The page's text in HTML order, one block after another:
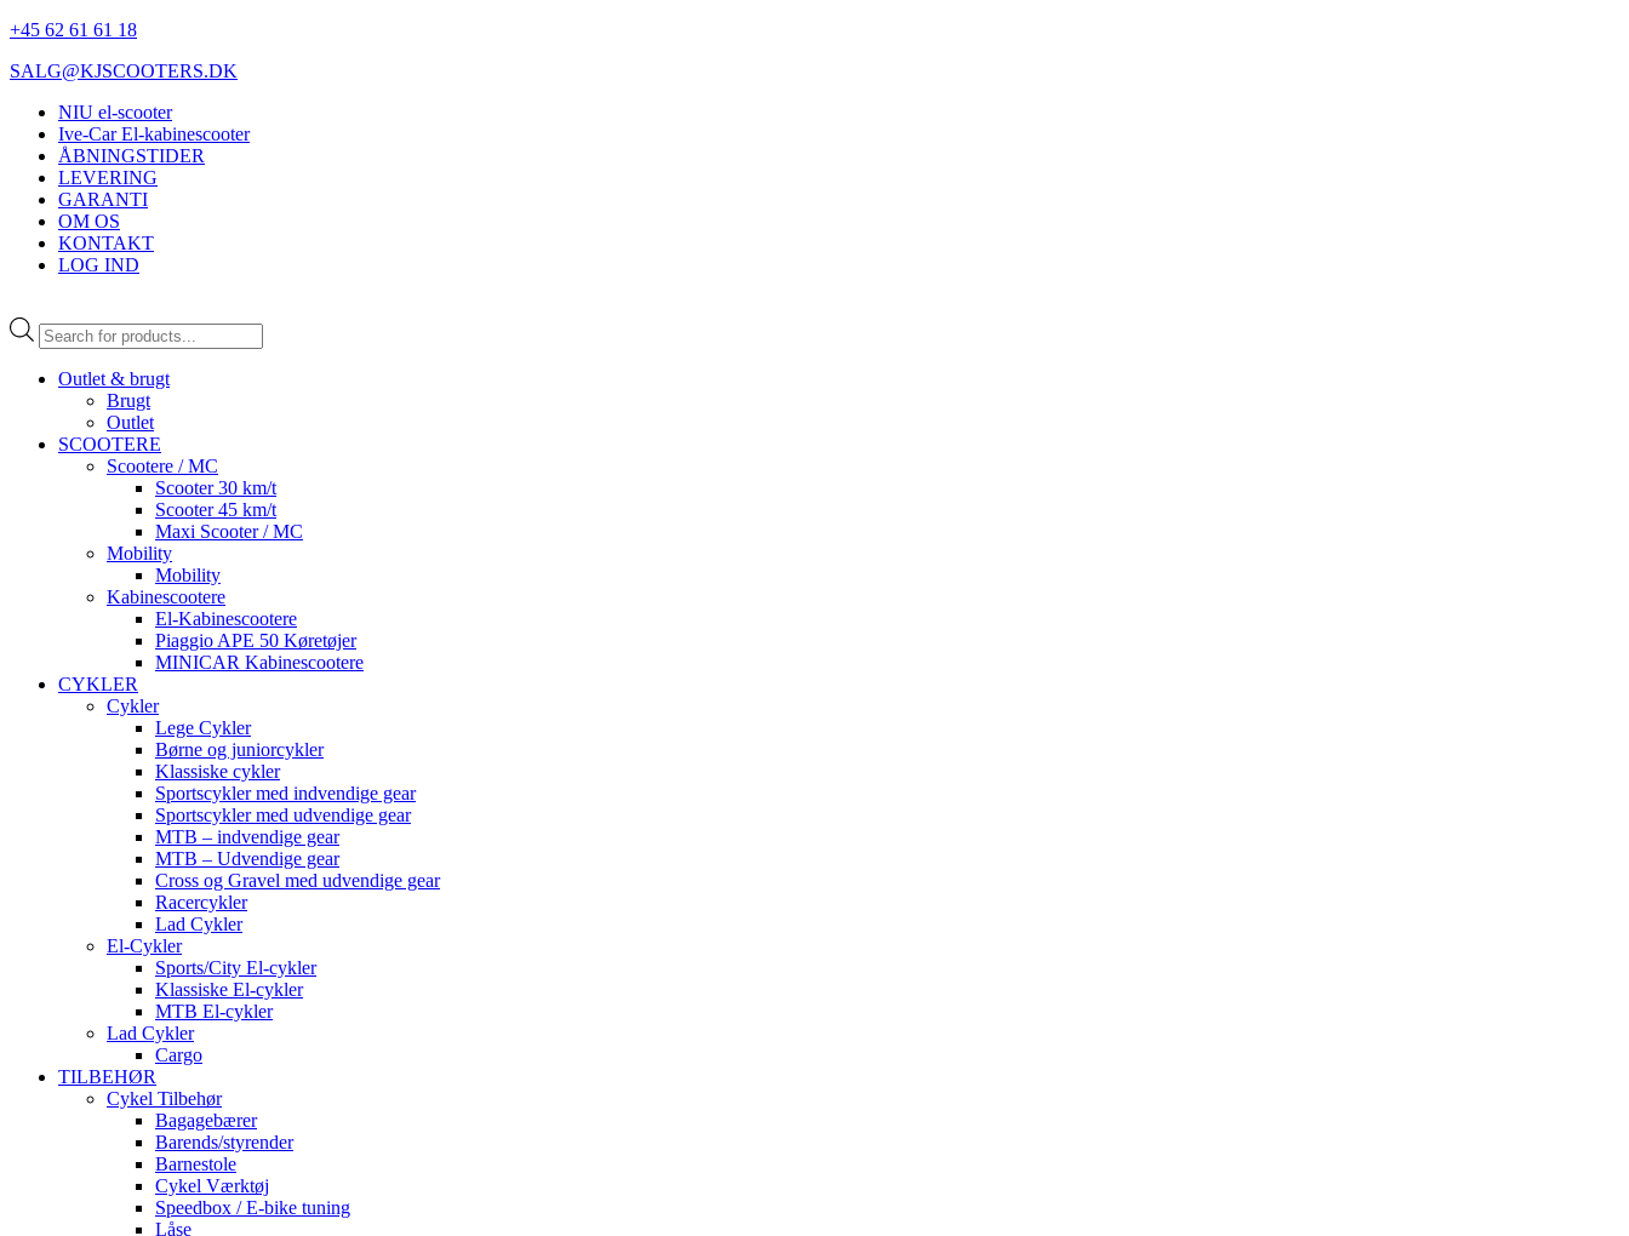
+45 62 61 61 18
SALG@KJSCOOTERS.DK
NIU el-scooter
Ive-Car El-kabinescooter
ÅBNINGSTIDER
LEVERING
GARANTI
OM OS
KONTAKT
LOG IND
Products
search
Outlet & brugt
Brugt
Outlet
SCOOTERE
Scootere / MC
Scooter 30 km/t
Scooter 45 km/t
Maxi Scooter / MC
Mobility
Mobility
Kabinescootere
El-Kabinescootere
Piaggio APE 50 Køretøjer
MINICAR Kabinescootere
CYKLER
Cykler
Lege Cykler
Børne og juniorcykler
Klassiske cykler
Sportscykler med indvendige gear
Sportscykler med udvendige gear
MTB – indvendige gear
MTB – Udvendige gear
Cross og Gravel med udvendige gear
Racercykler
Lad Cykler
El-Cykler
Sports/City El-cykler
Klassiske El-cykler
MTB El-cykler
Lad Cykler
Cargo
TILBEHØR
Cykel Tilbehør
Bagagebærer
Barends/styrender
Barnestole
Cykel Værktøj
Speedbox / E-bike tuning
Låse